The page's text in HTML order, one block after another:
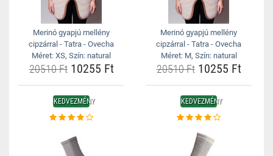
Merinó gyapjú mellény
cipzárral - Tatra - Ovecha
Méret: XS, Szín: natural
20510 Ft10255 Ft
Merinó gyapjú mellény
cipzárral - Tatra - Ovecha
Méret: M, Szín: natural
20510 Ft10255 Ft
KEDVEZMÉNY KEDVEZMÉNY